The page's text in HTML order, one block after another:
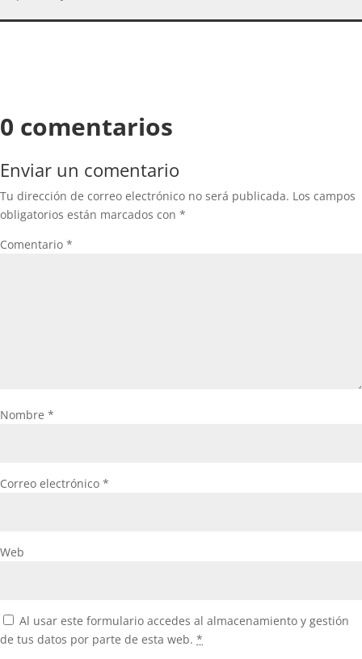
0 comentarios
Enviar un comentario
Tu dirección de correo electrónico no será publicada. Los campos
obligatorios están marcados con *
Comentario *
Nombre *
Correo electrónico *
Web
Al usar este formulario accedes al almacenamiento y gestión
de tus datos por parte de esta web. *